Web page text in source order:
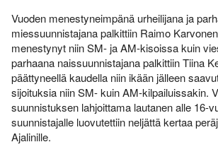
keskimatka 3.6.2018
Tulosarkisto
Ylläpito
Vuoden menestyneimpänä urheilijana ja
miessuunnistajana palkittiin Raimo
menestynyt niin SM- ja AM-kisoissa kuin
parhaana naissuunnistajana palkittiin Tiina
päättyneellä kaudella niin ikään jälleen
sijoituksia niin SM- kuin AM-kilpailuissakin.
suunnistuksen lahjoittama lautanen alle 16-
suunnistajalle luovutettiin neljättä kertaa
Ajalinille.